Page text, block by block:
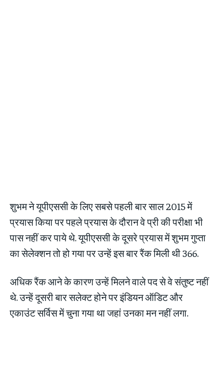
शुभम ने यूपीएससी के लिए सबसे पहली बार साल 2015 में
प्रयास किया पर पहले प्रयास के दौरान वे प्री की परीक्षा भी
पास नहीं कर पाये थे. यूपीएससी के दूसरे प्रयास में शुभम गुप्ता
का सेलेक्शन तो हो गया पर उन्हें इस बार रैंक मिली थी 366.
अधिक रैंक आने के कारण उन्हें मिलने वाले पद से वे संतुष्ट नहीं
थे. उन्हें दूसरी बार सलेक्ट होने पर इंडियन ऑडिट और
एकाउंट सर्विस में चुना गया था जहां उनका मन नहीं लगा.